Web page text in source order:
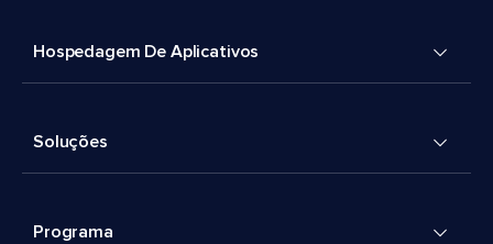
Hospedagem De Aplicativos
Soluções
Programa